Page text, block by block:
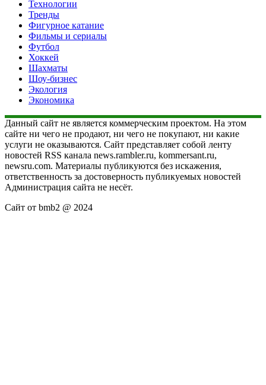
Технологии
Тренды
Фигурное катание
Фильмы и сериалы
Футбол
Хоккей
Шахматы
Шоу-бизнес
Экология
Экономика
Данный сайт не является коммерческим проектом. На этом
сайте ни чего не продают, ни чего не покупают, ни какие
услуги не оказываются. Сайт представляет собой ленту
новостей RSS канала news.rambler.ru, kommersant.ru,
newsru.com. Материалы публикуются без искажения,
ответственность за достоверность публикуемых новостей
Администрация сайта не несёт.
Сайт от bmb2 @ 2024